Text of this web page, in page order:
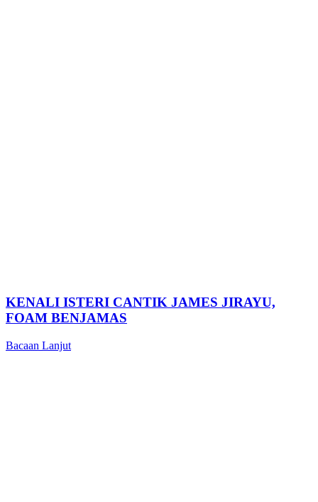
KENALI ISTERI CANTIK JAMES JIRAYU,
FOAM BENJAMAS
Bacaan Lanjut